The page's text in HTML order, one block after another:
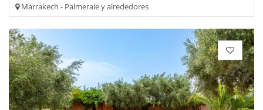
Marrakech - Palmeraie y alrededores